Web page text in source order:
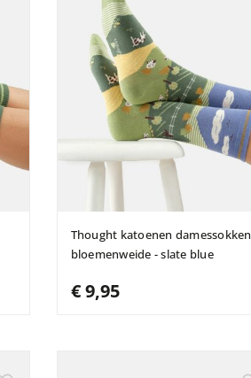
Thought katoenen damessokken
bloemenweide - slate blue
€ 9,95